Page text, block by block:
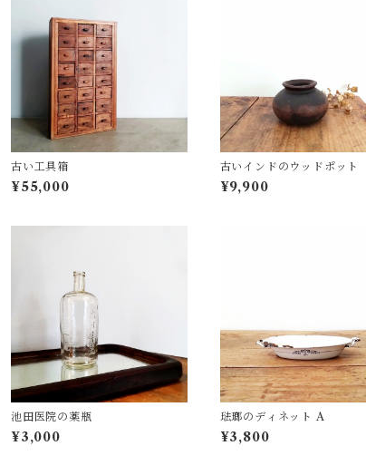
古い工具箱
¥55,000
古いインドのウッドポット
¥9,900
池田医院の薬瓶
¥3,000
琺瑯のディネット A
¥3,800